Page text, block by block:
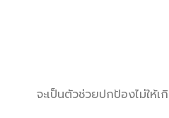
จะเป็นตัวช่วยปกป้องไม่ให้